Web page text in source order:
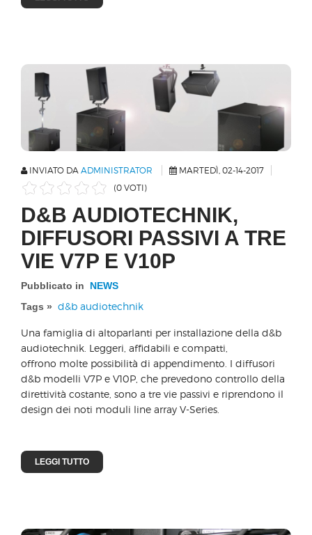
INVIATO DA ADMINISTRATOR
MARTEDÌ, 02-14-2017
(0 VOTI)
D&B AUDIOTECHNIK,
DIFFUSORI PASSIVI A TRE
VIE V7P E V10P
Pubblicato in
NEWS
Tags » d&b audiotechnik
Una famiglia di altoparlanti per installazione della d&b
audiotechnik. Leggeri, affidabili e compatti,
offrono molte possibilità di appendimento. I diffusori
d&b modelli V7P e V10P, che prevedono controllo della
direttività costante, sono a tre vie passivi e riprendono il
design dei noti moduli line array V-Series.
LEGGI TUTTO